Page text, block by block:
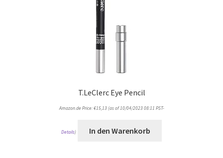
T.LeClerc Eye Pencil
Amazon.de Price:€15,13(as of 10/04/2023 08:11 PST-
Details) In den Warenkorb